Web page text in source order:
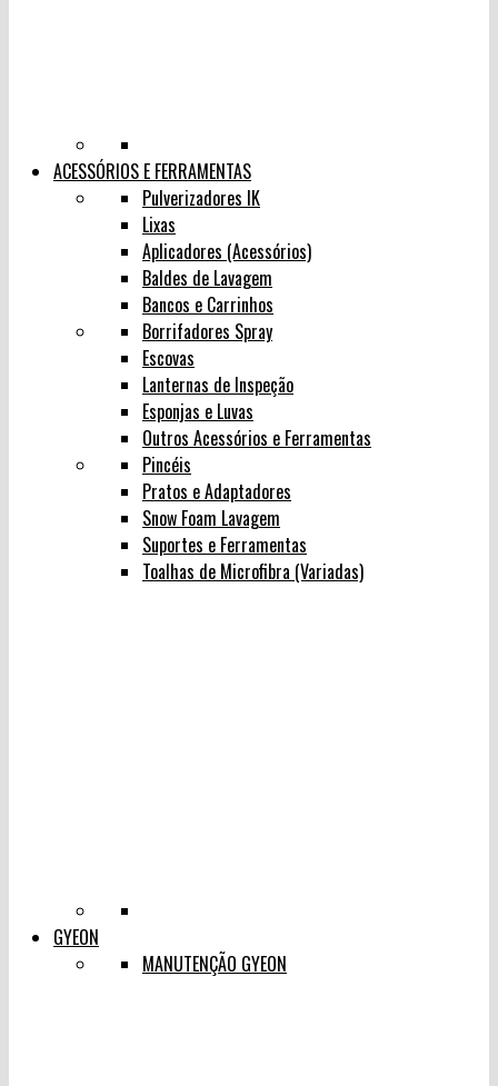
ACESSÓRIOS E FERRAMENTAS
Pulverizadores IK
Lixas
Aplicadores (Acessórios)
Baldes de Lavagem
Bancos e Carrinhos
Borrifadores Spray
Escovas
Lanternas de Inspeção
Esponjas e Luvas
Outros Acessórios e Ferramentas
Pincéis
Pratos e Adaptadores
Snow Foam Lavagem
Suportes e Ferramentas
Toalhas de Microfibra (Variadas)
GYEON
MANUTENÇÃO GYEON